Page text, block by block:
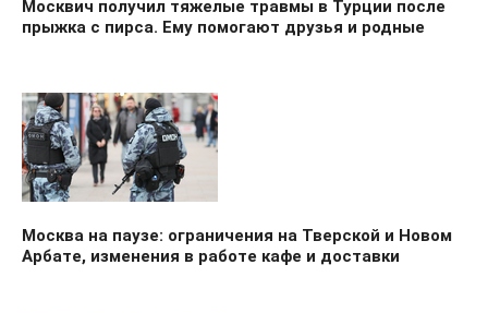
Москвич получил тяжелые травмы в Турции после
прыжка с пирса. Ему помогают друзья и родные
Москва на паузе: ограничения на Тверской и Новом
Арбате, изменения в работе кафе и доставки